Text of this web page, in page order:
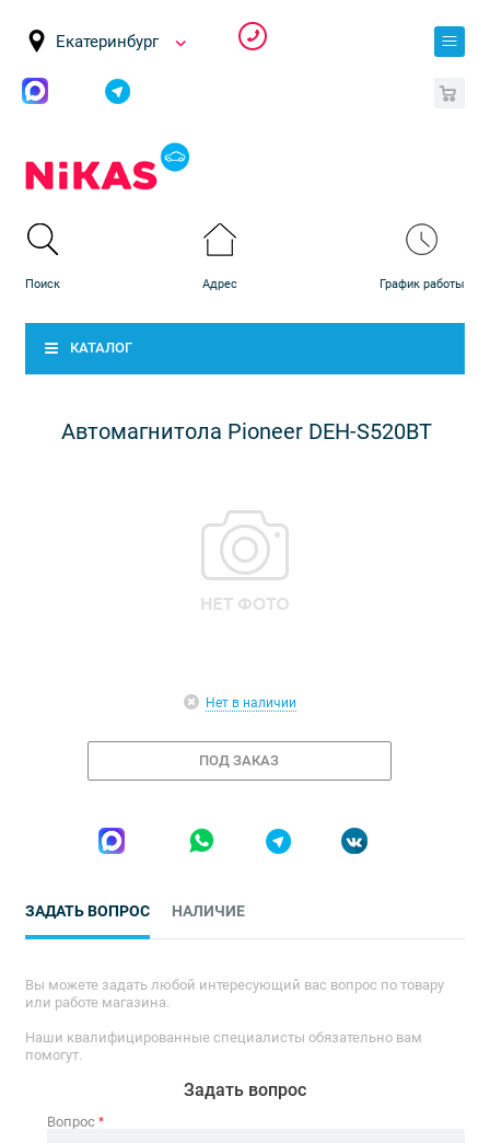
Екатеринбург
КАТАЛОГ
Автомагнитола Pioneer DEH-S520BT
Нет в наличии
ПОД ЗАКАЗ
ЗАДАТЬ ВОПРОС НАЛИЧИЕ
Вы можете задать любой интересующий вас вопрос по товару
или работе магазина.
Наши квалифицированные специалисты обязательно вам
помогут.
Задать вопрос
Вопрос *